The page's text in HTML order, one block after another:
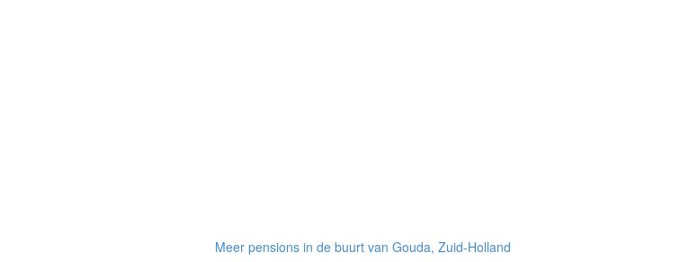
Meer pensions in de buurt van Gouda, Zuid-Holland